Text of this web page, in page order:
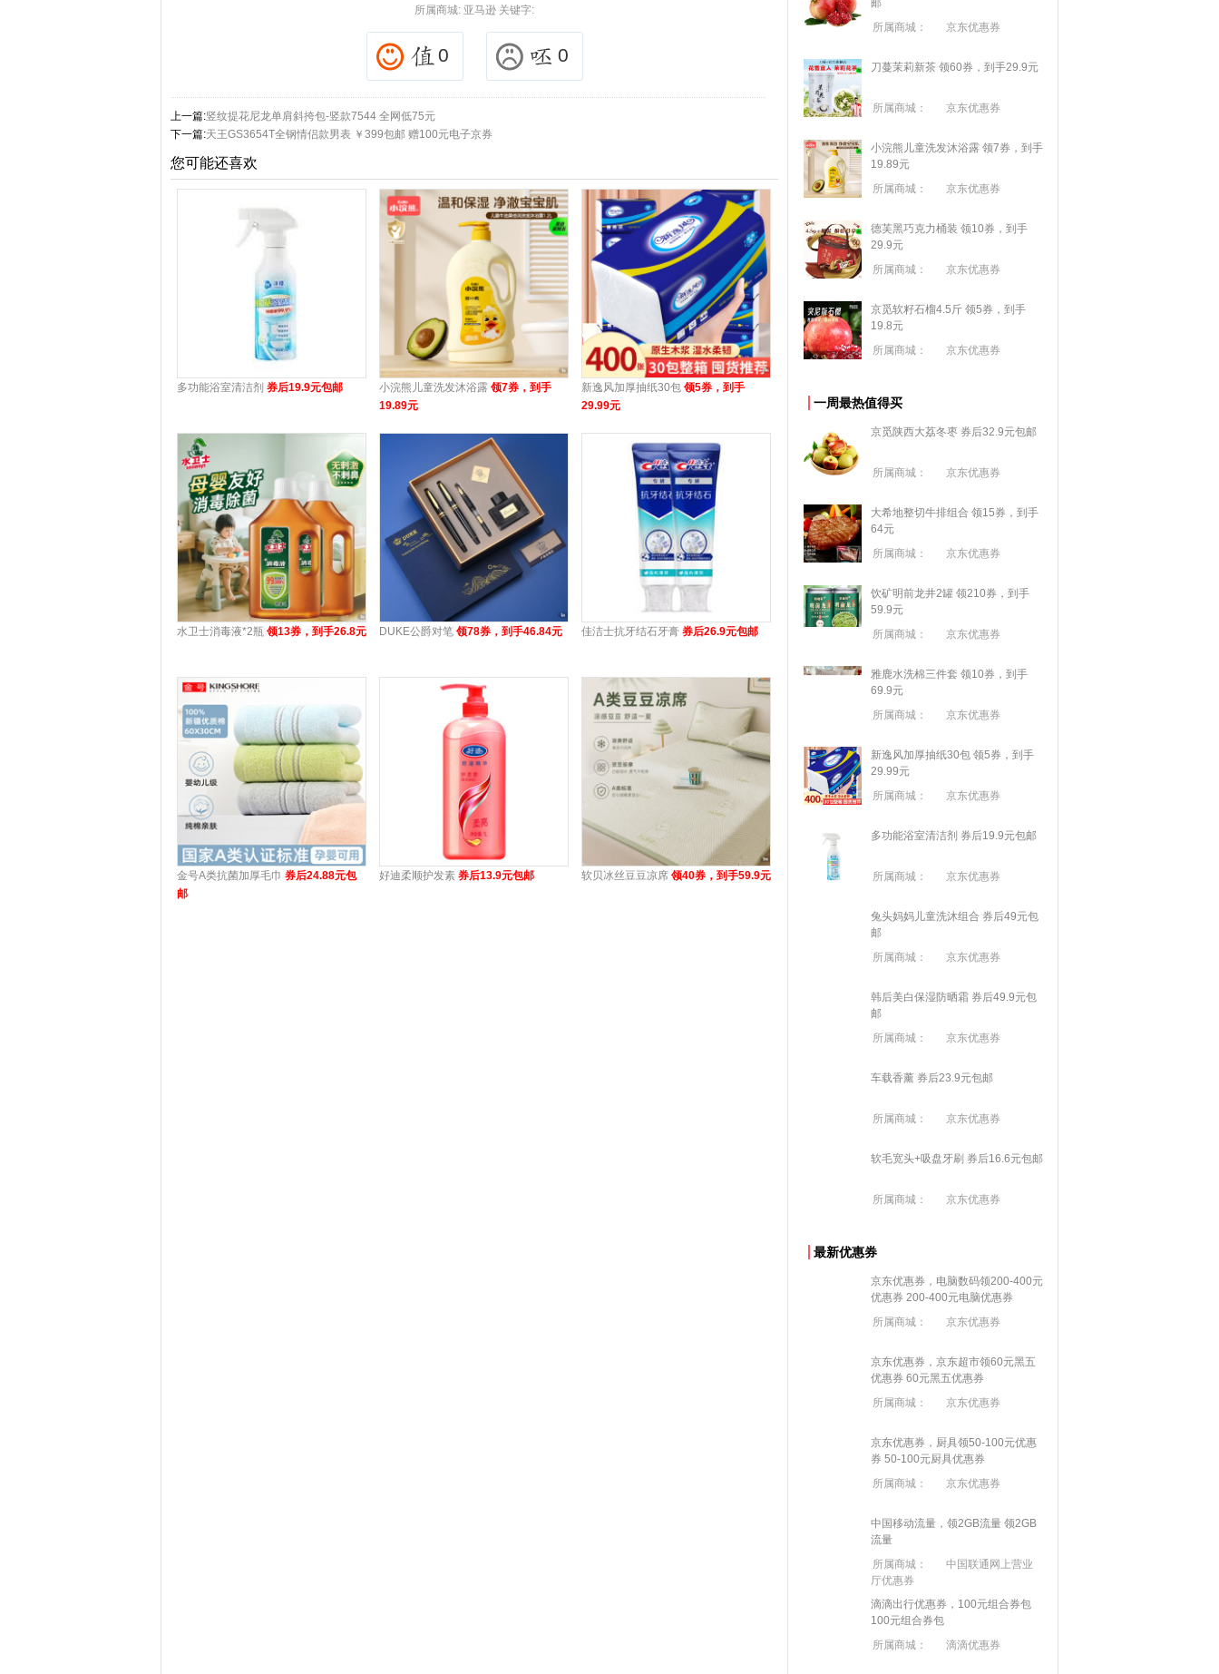
所属商城: 亚马逊 关键字:
0 0
上一篇:竖纹提花尼龙单肩斜挎包-竖款7544 全网低75元
下一篇:天王GS3654T全钢情侣款男表 ￥399包邮 赠100元电子京券
您可能还喜欢
多功能浴室清洁剂 券后19.9元包邮 小浣熊儿童洗发沐浴露 领7券，到手
19.89元
新逸风加厚抽纸30包 领5券，到手
29.99元
水卫士消毒液*2瓶 领13券，到手26.8元 DUKE公爵对笔 领78券，到手46.84元 佳洁士抗牙结石牙膏 券后26.9元包邮
金号A类抗菌加厚毛巾 券后24.88元包
邮
好迪柔顺护发素 券后13.9元包邮 软贝冰丝豆豆凉席 领40券，到手59.9元
邮
所属商城：
京东优惠券
刀蔓茉莉新茶 领60券，到手29.9元
所属商城： 京东优惠券
小浣熊儿童洗发沐浴露 领7券，到手
19.89元
所属商城：
京东优惠券
德芙黑巧克力桶装 领10券，到手
29.9元
所属商城：
京东优惠券
京觅软籽石榴4.5斤 领5券，到手
19.8元
所属商城：
京东优惠券
一周最热值得买
京觅陕西大荔冬枣 券后32.9元包邮
所属商城： 京东优惠券
大希地整切牛排组合 领15券，到手
64元
所属商城：
京东优惠券
饮矿明前龙井2罐 领210券，到手
59.9元
所属商城：
京东优惠券
雅鹿水洗棉三件套 领10券，到手
69.9元
所属商城：
京东优惠券
新逸风加厚抽纸30包 领5券，到手
29.99元
所属商城：
京东优惠券
多功能浴室清洁剂 券后19.9元包邮
所属商城： 京东优惠券
兔头妈妈儿童洗沐组合 券后49元包
邮
所属商城：
京东优惠券
韩后美白保湿防晒霜 券后49.9元包
邮
所属商城：
京东优惠券
车载香薰 券后23.9元包邮
所属商城： 京东优惠券
软毛宽头+吸盘牙刷 券后16.6元包邮
所属商城： 京东优惠券
最新优惠券
京东优惠券，电脑数码领200-400元
优惠券 200-400元电脑优惠券
所属商城：
京东优惠券
京东优惠券，京东超市领60元黑五
优惠券 60元黑五优惠券
所属商城：
京东优惠券
京东优惠券，厨具领50-100元优惠
券 50-100元厨具优惠券
所属商城：
京东优惠券
中国移动流量，领2GB流量 领2GB
流量
所属商城：
中国联通网上营业
厅优惠券
滴滴出行优惠券，100元组合券包
100元组合券包
所属商城：
滴滴优惠券